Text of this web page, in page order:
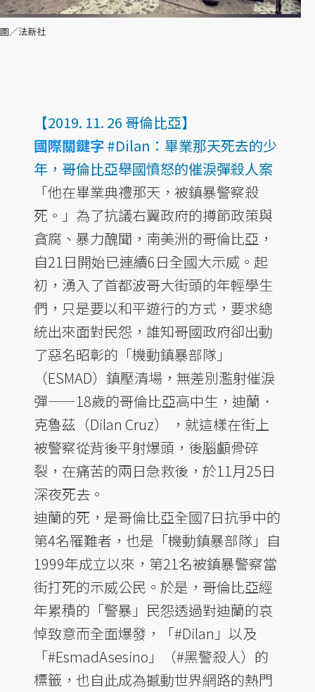
圖／法新社
【2019. 11. 26 哥倫比亞】
國際關鍵字 #Dilan：畢業那天死去的少
年，哥倫比亞舉國憤怒的催淚彈殺人案
「他在畢業典禮那天，被鎮暴警察殺
死。」為了抗議右翼政府的撙節政策與
貪腐、暴力醜聞，南美洲的哥倫比亞，
自21日開始已連續6日全國大示威。起
初，湧入了首都波哥大街頭的年輕學生
們，只是要以和平遊行的方式，要求總
統出來面對民怨，誰知哥國政府卻出動
了惡名昭彰的「機動鎮暴部隊」
（ESMAD）鎮壓清場，無差別濫射催淚
彈——18歲的哥倫比亞高中生，迪蘭．
克魯茲（Dilan Cruz） ，就這樣在街上
被警察從背後平射爆頭，後腦顱骨碎
裂，在痛苦的兩日急救後，於11月25日
深夜死去。
迪蘭的死，是哥倫比亞全國7日抗爭中的
第4名罹難者，也是「機動鎮暴部隊」自
1999年成立以來，第21名被鎮暴警察當
街打死的示威公民。於是，哥倫比亞經
年累積的「警暴」民怨透過對迪蘭的哀
悼致意而全面爆發，「#Dilan」以及
「#EsmadAsesino」（#黑警殺人）的
標籤，也自此成為撼動世界網路的熱門